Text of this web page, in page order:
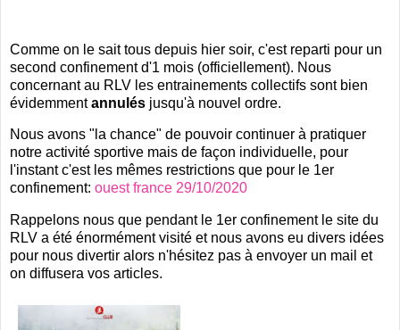
Comme on le sait tous depuis hier soir, c'est reparti pour un
second confinement d'1 mois (officiellement). Nous
concernant au RLV les entrainements collectifs sont bien
évidemmentannulés jusqu'à nouvel ordre.
Nous avons "la chance" de pouvoir continuer à pratiquer
notre activité sportive mais de façon individuelle, pour
l'instant c'est les mêmes restrictions que pour le 1er
confinement: ouest france 29/10/2020
Rappelons nous que pendant le 1er confinement le site du
RLV a été énormément visité et nous avons eu divers idées
pour nous divertir alors n'hésitez pas à envoyer un mail et
on diffusera vos articles.